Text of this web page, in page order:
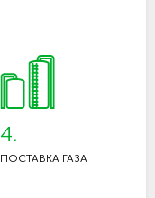
4.
ПОСТАВКА ГАЗА